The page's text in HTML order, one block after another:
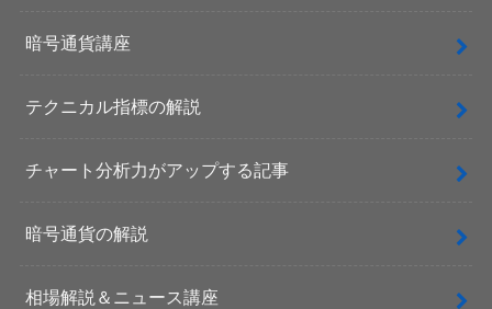
暗号通貨講座
テクニカル指標の解説
チャート分析力がアップする記事
暗号通貨の解説
相場解説＆ニュース講座